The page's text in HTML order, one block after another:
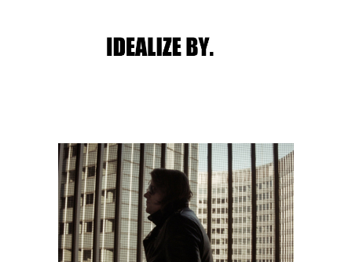
Post navigation